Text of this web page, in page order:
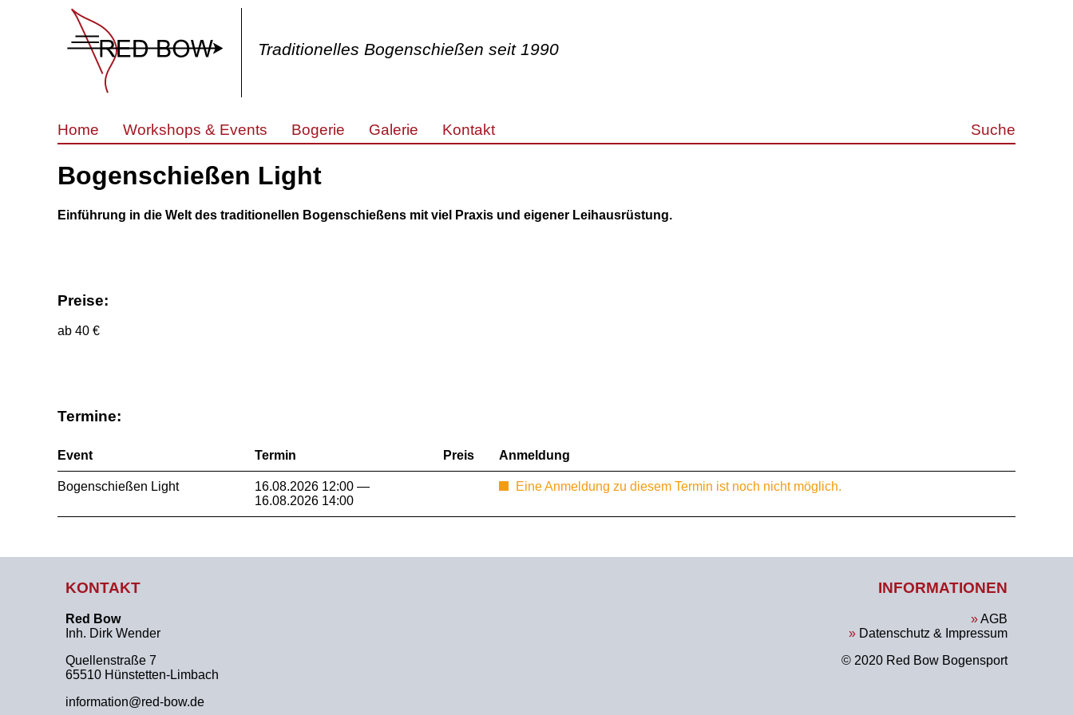
Traditionelles Bogenschießen seit 1990
Home Workshops & Events Bogerie Galerie Kontakt Suche
Bogenschießen Light
Einführung in die Welt des traditionellen Bogenschießens mit viel Praxis und eigener Leihausrüstung.
Preise:
ab 40 €
Termine:
Event Termin Preis Anmeldung
Bogenschießen Light
16.08.2026 12:00 —
16.08.2026 14:00
Eine Anmeldung zu diesem Termin ist noch nicht möglich.
KONTAKT
Red Bow
Inh. Dirk Wender
Quellenstraße 7
65510 Hünstetten-Limbach
information@red-bow.de
INFORMATIONEN
AGB
Datenschutz & Impressum
© 2020 Red Bow Bogensport